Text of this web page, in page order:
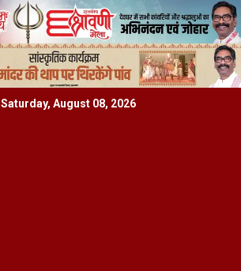
Saturday, August 08, 2026